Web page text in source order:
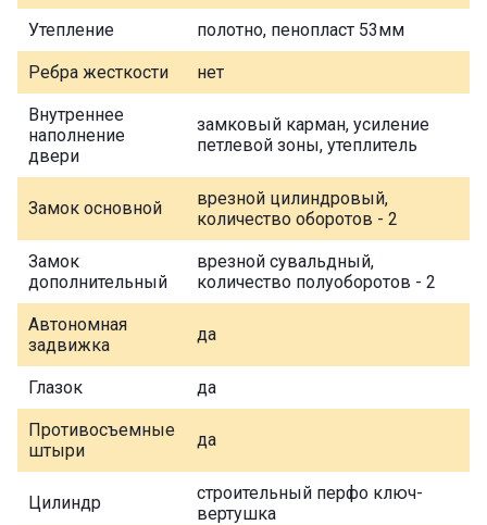
Утепление полотно, пенопласт 53мм
Ребра жесткости нет
Внутреннее
наполнение
двери
замковый карман, усиление
петлевой зоны, утеплитель
Замок основной
врезной цилиндровый,
количество оборотов - 2
Замок
дополнительный
врезной сувальдный,
количество полуоборотов - 2
Автономная
задвижка
да
Глазок да
Противосъемные
штыри
да
Цилиндр
строительный перфо ключ-
вертушка